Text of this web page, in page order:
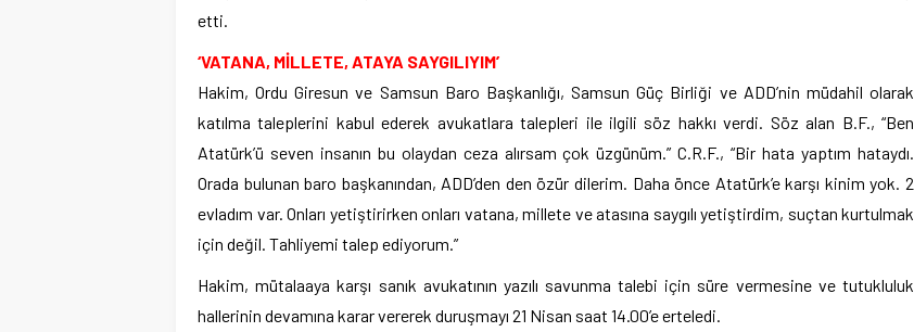
etti.
‘VATANA, MİLLETE, ATAYA SAYGILIYIM’
Hakim, Ordu Giresun ve Samsun Baro Başkanlığı, Samsun Güç Birliği ve ADD’nin müdahil olarak
katılma taleplerini kabul ederek avukatlara talepleri ile ilgili söz hakkı verdi. Söz alan B.F., “Ben
Atatürk’ü seven insanın bu olaydan ceza alırsam çok üzgünüm.” C.R.F., “Bir hata yaptım hataydı.
Orada bulunan baro başkanından, ADD’den den özür dilerim. Daha önce Atatürk’e karşı kinim yok. 2
evladım var. Onları yetiştirirken onları vatana, millete ve atasına saygılı yetiştirdim, suçtan kurtulmak
için değil. Tahliyemi talep ediyorum.”
Hakim, mütalaaya karşı sanık avukatının yazılı savunma talebi için süre vermesine ve tutukluluk
hallerinin devamına karar vererek duruşmayı 21 Nisan saat 14.00’e erteledi.